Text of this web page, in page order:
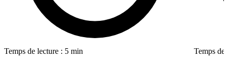
Temps de lecture : 5 min
Temps de